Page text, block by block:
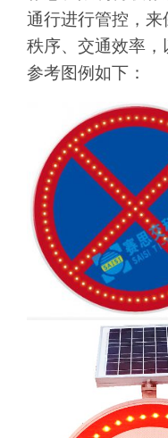
通行进行管控，来
秩序、交通效率
参考图例如下：